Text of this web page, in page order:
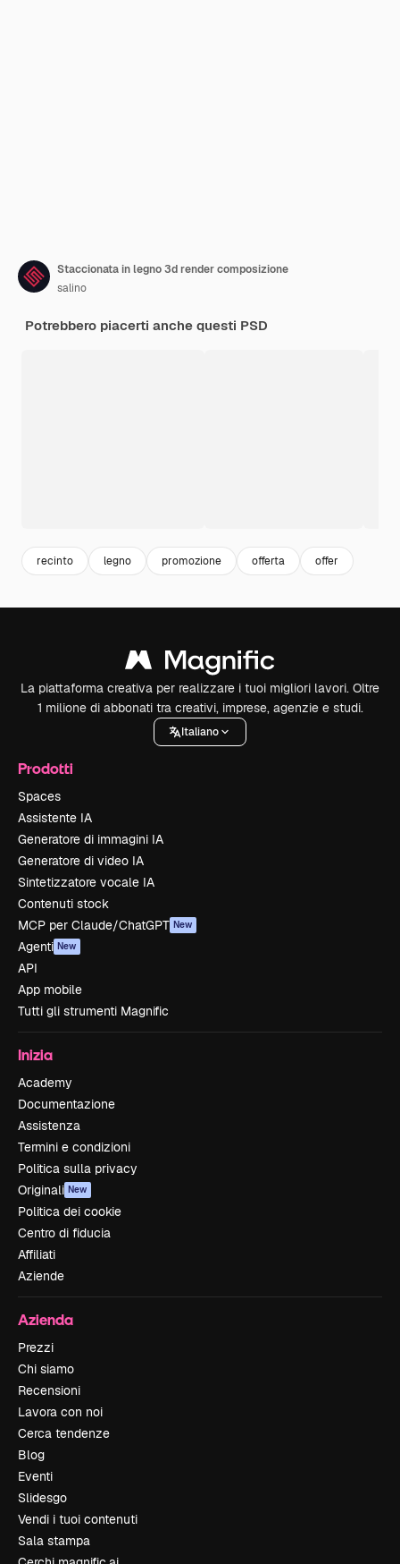
Staccionata in legno 3d render composizione
salino
Potrebbero piacerti anche questi PSD
recinto legno promozione offerta offer
La piattaforma creativa per realizzare i tuoi migliori lavori. Oltre
1 milione di abbonati tra creativi, imprese, agenzie e studi.
Italiano
Prodotti
Spaces
Assistente IA
Generatore di immagini IA
Generatore di video IA
Sintetizzatore vocale IA
Contenuti stock
MCP per Claude/ChatGPT New
Agenti New
API
App mobile
Tutti gli strumenti Magnific
Inizia
Academy
Documentazione
Assistenza
Termini e condizioni
Politica sulla privacy
Originali New
Politica dei cookie
Centro di fiducia
Affiliati
Aziende
Azienda
Prezzi
Chi siamo
Recensioni
Lavora con noi
Cerca tendenze
Blog
Eventi
Slidesgo
Vendi i tuoi contenuti
Sala stampa